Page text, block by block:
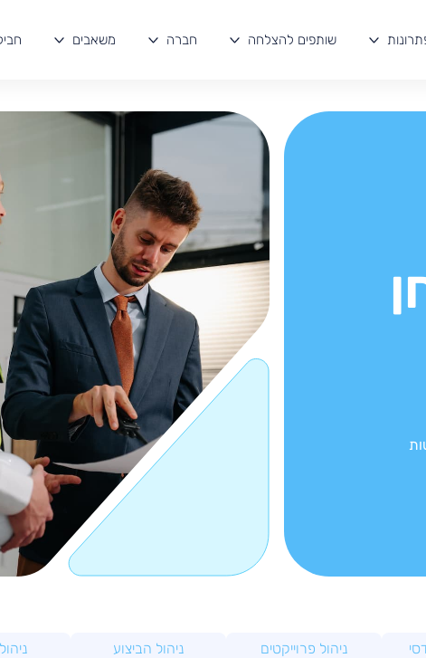
שותפים להצלחה חברה משאבים
ניהול פרוייקטים ניהול הביצוע